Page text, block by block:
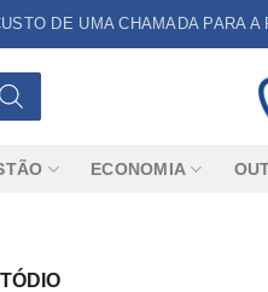
DE UMA CHAMADA PARA
ECONOMIA